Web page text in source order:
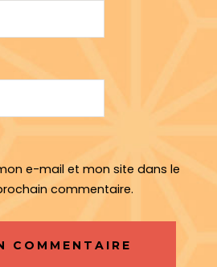
e-mail et mon site dans le
commentaire.